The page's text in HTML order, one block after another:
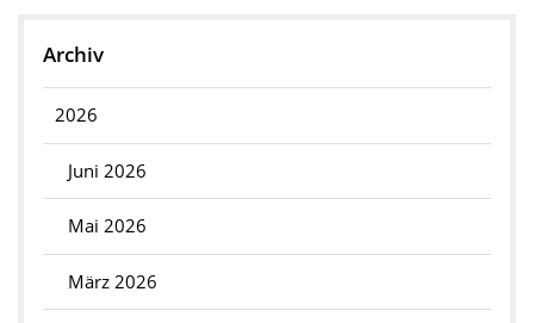
Archiv
2026
Juni 2026
Mai 2026
März 2026